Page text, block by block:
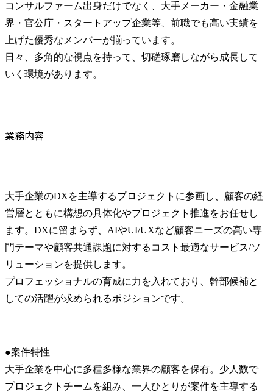
コンサルファーム出身だけでなく、大手メーカー・金融業
界・官公庁・スタートアップ企業等、前職でも高い実績を
上げた優秀なメンバーが揃っています。
日々、多角的な視点を持って、切磋琢磨しながら成長して
いく環境があります。
業務内容
大手企業のDXを主導するプロジェクトに参画し、顧客の経
営層とともに構想の具体化やプロジェクト推進をお任せし
ます。DXに留まらず、AIやUI/UXなど顧客ニーズの高い専
門テーマや顧客共通課題に対するコスト最適なサービス/ソ
リューションを提供します。
プロフェッショナルの育成に力を入れており、幹部候補と
しての活躍が求められるポジションです。
●案件特性
大手企業を中心に多種多様な業界の顧客を保有。少人数で
プロジェクトチームを組み、一人ひとりが案件を主導する